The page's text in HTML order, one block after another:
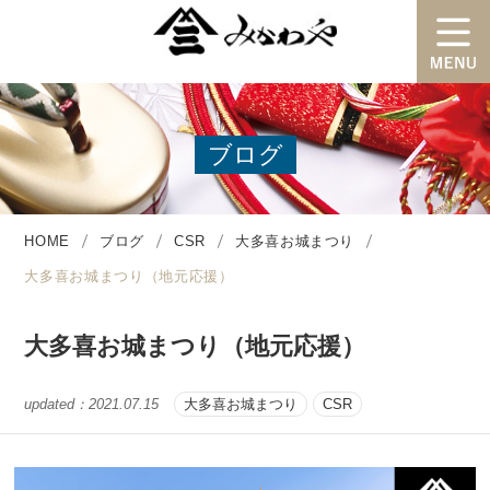
ブログ
HOME ブログ CSR 大多喜お城まつり
大多喜お城まつり（地元応援）
大多喜お城まつり（地元応援）
updated：2021.07.15 大多喜お城まつり CSR